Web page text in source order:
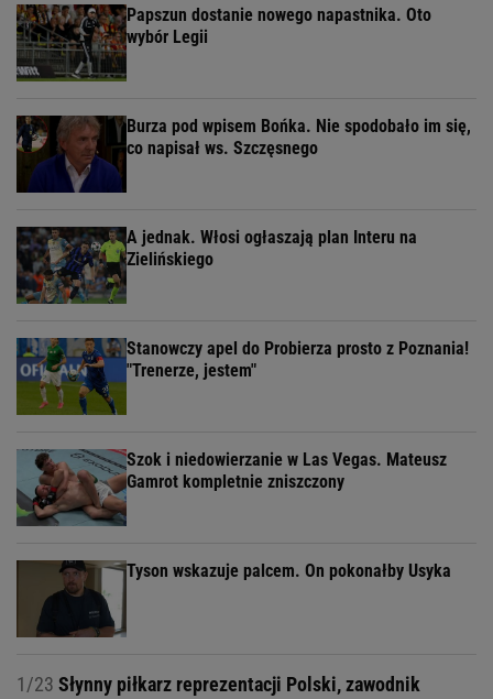
Papszun dostanie nowego napastnika. Oto
wybór Legii
Burza pod wpisem Bońka. Nie spodobało im się,
co napisał ws. Szczęsnego
A jednak. Włosi ogłaszają plan Interu na
Zielińskiego
Stanowczy apel do Probierza prosto z Poznania!
"Trenerze, jestem"
Szok i niedowierzanie w Las Vegas. Mateusz
Gamrot kompletnie zniszczony
Tyson wskazuje palcem. On pokonałby Usyka
1/23 Słynny piłkarz reprezentacji Polski, zawodnik